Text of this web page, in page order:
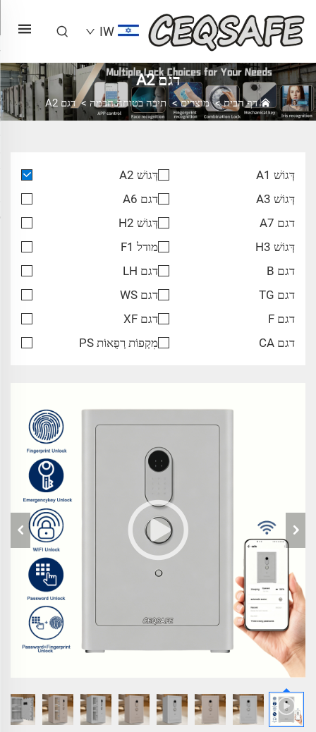
IW
דגם A2
דף הבית>מוצרים>תיבה בטוחה חכמה >דגם A2
דְּגוֹשׁ A1
דְּגוֹשׁ A2
דְּגוֹשׁ A3
דגם A6
דגם A7
דְּגוֹשׁ H2
דְּגוֹשׁ H3
מודל F1
דגם B
דגם LH
דגם TG
דגם WS
דגם F
דגם XF
דגם CA
מִקְפוֹת רְפֻאוֹת PS